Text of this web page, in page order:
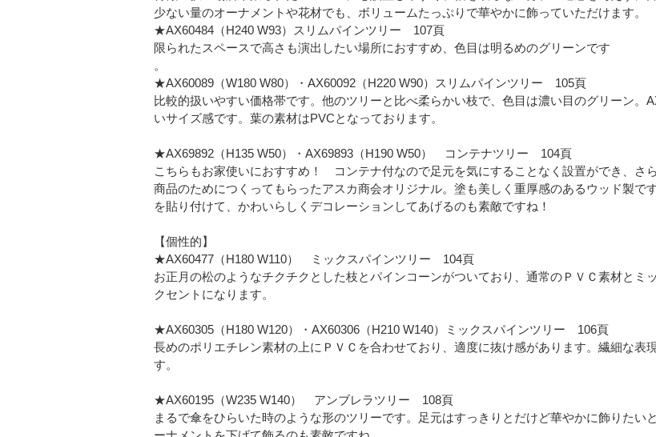
少ない量のオーナメントや花材でも、ボリュームたっぷりで華やかに飾っていただけます。
★AX60484（H240 W93）スリムパインツリー 107頁
限られたスペースで高さも演出したい場所におすすめ、色目は明るめのグリーンです
。
★AX60089（W180 W80）・AX60092（H220 W90）スリムパインツリー 105頁
比較的扱いやすい価格帯です。他のツリーと比べ柔らかい枝で、色目は濃い目のグリーン。
いサイズ感です。葉の素材はPVCとなっております。
★AX69892（H135 W50）・AX69893（H190 W50） コンテナツリー 104頁
こちらもお家使いにおすすめ！ コンテナ付なので足元を気にすることなく設置ができ、さ
商品のためにつくってもらったアスカ商会オリジナル。塗も美しく重厚感のあるウッド製で
を貼り付けて、かわいらしくデコレーションしてあげるのも素敵ですね！
【個性的】
★AX60477（H180 W110） ミックスパインツリー 104頁
お正月の松のようなチクチクとした枝とパインコーンがついており、通常のＰＶＣ素材とミ
クセントになります。
★AX60305（H180 W120）・AX60306（H210 W140）ミックスパインツリー 106頁
長めのポリエチレン素材の上にＰＶＣを合わせており、適度に抜け感があります。繊細な表
す。
★AX60195（W235 W140） アンブレラツリー 108頁
まるで傘をひらいた時のような形のツリーです。足元はすっきりとだけど華やかに飾りたい